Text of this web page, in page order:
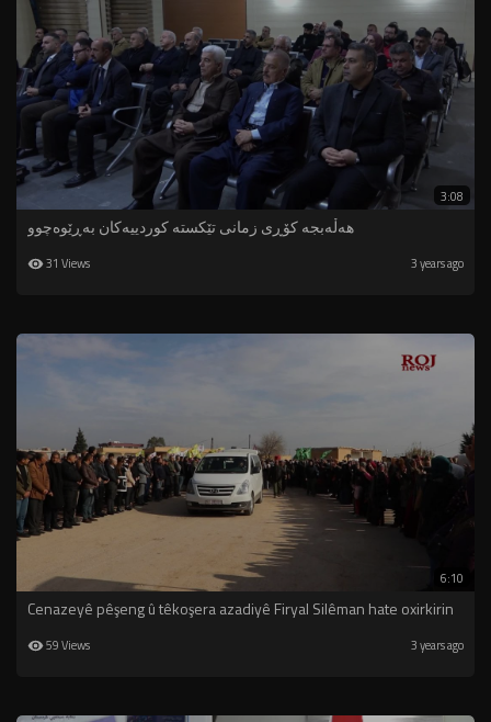
3:08
هەڵەبجە كۆڕی زمانی تێكستە كوردییەكان بەڕێوەچوو
31 Views 3 years ago
6:10
Cenazeyê pêşeng û têkoşera azadiyê Firyal Silêman hate oxirkirin
59 Views 3 years ago